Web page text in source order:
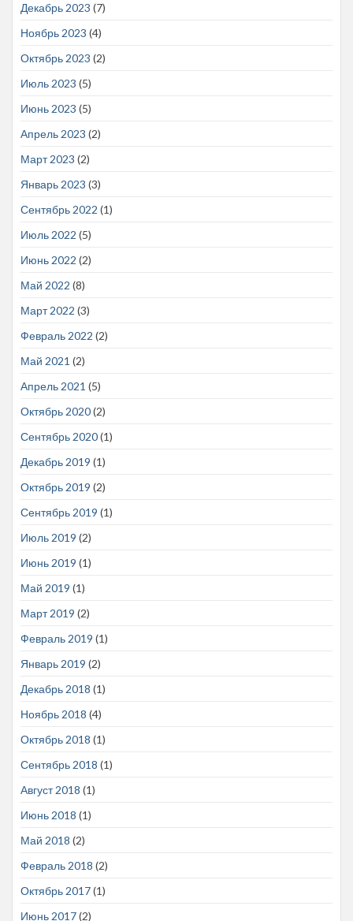
Декабрь 2023 (7)
Ноябрь 2023 (4)
Октябрь 2023 (2)
Июль 2023 (5)
Июнь 2023 (5)
Апрель 2023 (2)
Март 2023 (2)
Январь 2023 (3)
Сентябрь 2022 (1)
Июль 2022 (5)
Июнь 2022 (2)
Май 2022 (8)
Март 2022 (3)
Февраль 2022 (2)
Май 2021 (2)
Апрель 2021 (5)
Октябрь 2020(2)
Сентябрь 2020(1)
Декабрь 2019 (1)
Октябрь 2019 (2)
Сентябрь 2019 (1)
Июль 2019 (2)
Июнь 2019 (1)
Май 2019 (1)
Март 2019 (2)
Февраль 2019 (1)
Январь 2019 (2)
Декабрь 2018 (1)
Ноябрь 2018 (4)
Октябрь 2018 (1)
Сентябрь 2018 (1)
Август 2018 (1)
Июнь 2018 (1)
Май 2018 (2)
Февраль 2018 (2)
Октябрь 2017(1)
Июнь 2017(2)